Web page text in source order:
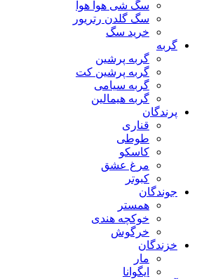
سگ شی هوا هوا
سگ گلدن رتریور
خرید سگ
گربه
گربه پرشین
گربه پرشین کت
گربه سیامی
گربه هیمالین
پرندگان
قناری
طوطی
کاسکو
مرغ عشق
کبوتر
جوندگان
همستر
خوکچه هندی
خرگوش
خزندگان
مار
ایگوانا